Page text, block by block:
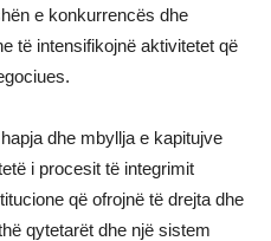
e konkurrencës dhe
të intensifikojnë aktivitetet që
dhe mbyllja e kapitujve
i procesit të integrimit
që ofrojnë të drejta dhe
qytetarët dhe një sistem